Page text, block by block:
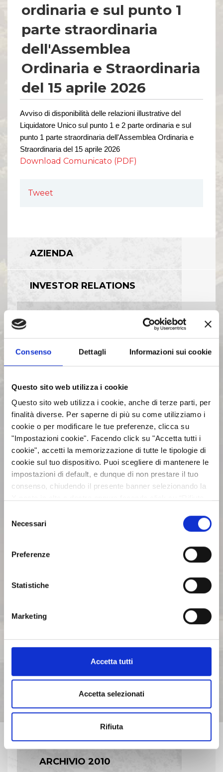
Consenso Dettagli Informazioni sui cookie
Questo sito web utilizza i cookie
Questo sito web utilizza i cookie, anche di terze parti, per
finalità diverse. Per saperne di più su come utilizziamo i
cookie o per modificare le tue preferenze, clicca su
"Impostazioni cookie". Facendo click su "Accetta tutti i
cookie", accetti la memorizzazione di tutte le tipologie di
cookie sul tuo dispositivo. Puoi scegliere di mantenere le
impostazioni di default, e dunque di non prestare il tuo
consenso, chiudendo il presente banner selezionando la
assenza dei cookie diversi da quelli tecnici. Per maggiori
informazioni puoi consultare la nostra politica sui cookie
delNecessari
Preferenze
Statistiche
Marketing
Accetta tutti
Accetta selezionati
Rifiuta
Organi Sociali
ETHICS OFFICE
ordinaria e sul punto 1
parte straordinaria
dell'Assemblea
Ordinaria e Straordinaria
del 15 aprile 2026
Avviso di disponibilità delle relazioni illustrative del
Liquidatore Unico sul punto 1 e 2 parte ordinaria e sul
punto 1 parte straordinaria dell'Assemblea Ordinaria e
Straordinaria del 15 aprile 2026
Download Comunicato (PDF)
Tweet
AZIENDA
INVESTOR RELATIONS
CALENDARIO EVENTI SOCIETARI
EVENTI E DOCUMENTAZIONE
BILANCI E RELAZIONI
INTERMEDIE
ASSEMBLEE
COMUNICATI STAMPA
ARCHIVIO 2013
ARCHIVIO 2012
ARCHIVIO 2011
ARCHIVIO 2010